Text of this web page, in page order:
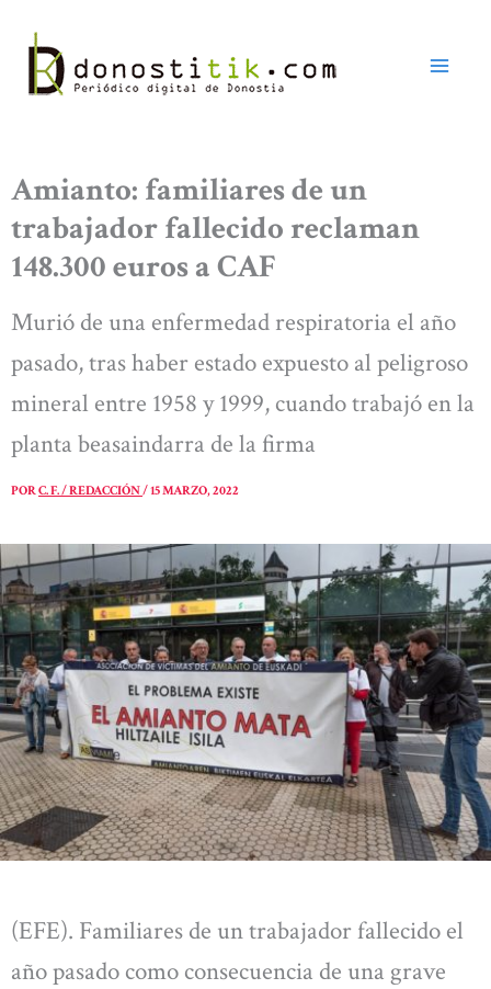
contenido
Amianto: familiares de un
trabajador fallecido reclaman
148.300 euros a CAF
Murió de una enfermedad respiratoria el año
pasado, tras haber estado expuesto al peligroso
mineral entre 1958 y 1999, cuando trabajó en la
planta beasaindarra de la firma
PORC. F. / REDACCIÓN/15 MARZO, 2022
(EFE). Familiares de un trabajador fallecido el
año pasado como consecuencia de una grave